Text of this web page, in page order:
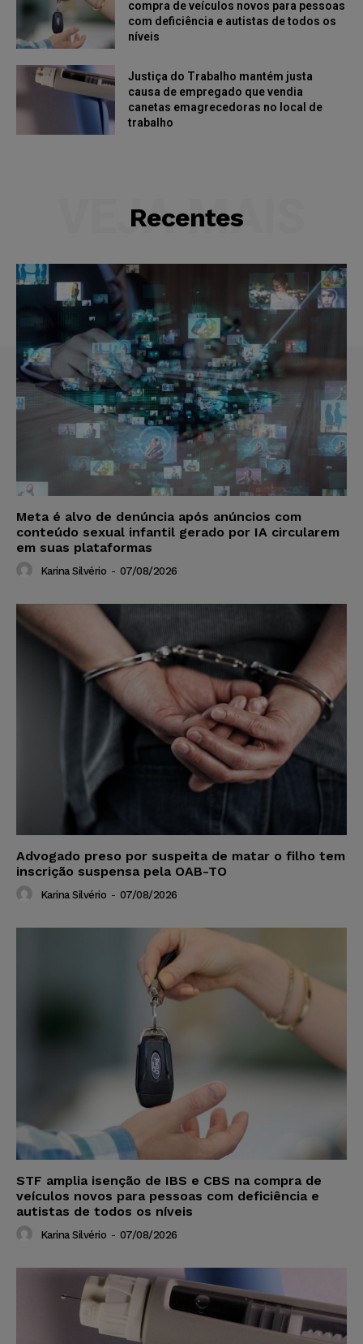
compra de veículos novos para pessoas
com deficiência e autistas de todos os
níveis
Justiça do Trabalho mantém justa
causa de empregado que vendia
canetas emagrecedoras no local de
trabalho
Recentes
VEJA MAIS
Meta é alvo de denúncia após anúncios com
conteúdo sexual infantil gerado por IA circularem
em suas plataformas
Karina Silvério - 07/08/2026
Advogado preso por suspeita de matar o filho tem
inscrição suspensa pela OAB-TO
Karina Silvério - 07/08/2026
STF amplia isenção de IBS e CBS na compra de
veículos novos para pessoas com deficiência e
autistas de todos os níveis
Karina Silvério - 07/08/2026